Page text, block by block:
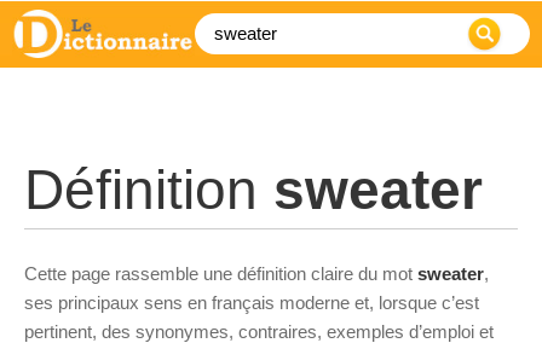
Définition sweater
Cette page rassemble une définition claire du mot sweater,
ses principaux sens en français moderne et, lorsque c’est
pertinent, des synonymes, contraires, exemples d’emploi et